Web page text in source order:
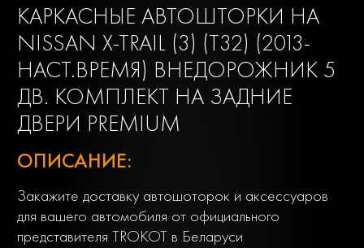
КАРКАСНЫЕ АВТОШТОРКИ НА
NISSAN X-TRAIL (3) (Т32) (2013-
НАСТ.ВРЕМЯ) ВНЕДОРОЖНИК 5
ДВ. КОМПЛЕКТ НА ЗАДНИЕ
ДВЕРИ PREMIUM
ОПИСАНИЕ:
Закажите доставку автошоторок и аксессуаров
для вашего автомобиля от официального
представителя TROKOT в Беларуси